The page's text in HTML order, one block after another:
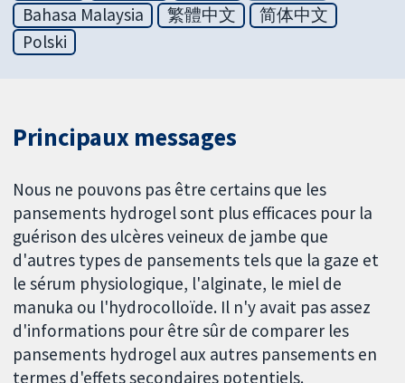
Bahasa Malaysia
繁體中文
简体中文
Polski
Principaux messages
Nous ne pouvons pas être certains que les
pansements hydrogel sont plus efficaces pour la
guérison des ulcères veineux de jambe que
d'autres types de pansements tels que la gaze et
le sérum physiologique, l'alginate, le miel de
manuka ou l'hydrocolloïde. Il n'y avait pas assez
d'informations pour être sûr de comparer les
pansements hydrogel aux autres pansements en
termes d'effets secondaires potentiels.